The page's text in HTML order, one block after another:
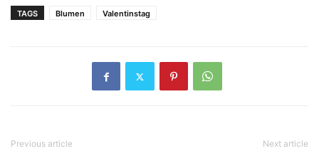
TAGS Blumen Valentinstag
Previous article Next article